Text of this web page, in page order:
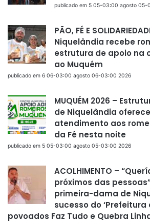
publicado em 5 05-03:00 agosto 05-
PÃO, FÉ E
Niquelândia recebe
estrutura de apoio na
ao Muquém
publicado em 6 06-03:00 agosto 06-03:00 2026
MUQUÉM 2026 –
de Niquelândia
atendimento aos
da Fé nesta noite
publicado em 5 05-03:00 agosto 05-03:00 2026
ACOLHIMENTO –
próximos das
primeira-dama de
sucesso do ‘Prefeitura
povoados Faz Tudo e Quebra